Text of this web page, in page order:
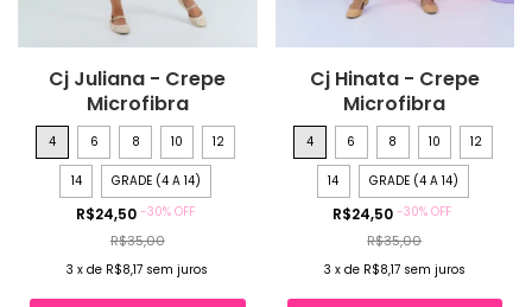
Cj Juliana - Crepe
Microfibra
4 6 8 10 12
14 GRADE (4 A 14)
R$24,50 -30% OFF
R$35,00
3 xde R$8,17 sem juros
Cj Hinata - Crepe
Microfibra
4 6 8 10 12
14 GRADE (4 A 14)
R$24,50-30%OFF
R$35,00
3 x de R$8,17 sem juros